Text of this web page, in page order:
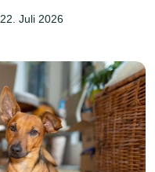
22. Juli 2026